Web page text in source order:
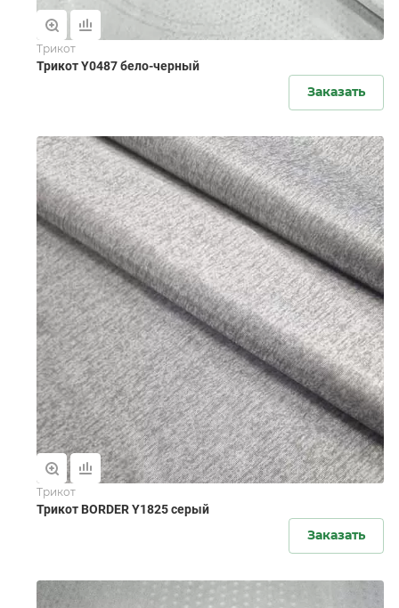
Трикот
Трикот Y0487 бело-черный
Заказать
Трикот
Трикот BORDER Y1825 серый
Заказать